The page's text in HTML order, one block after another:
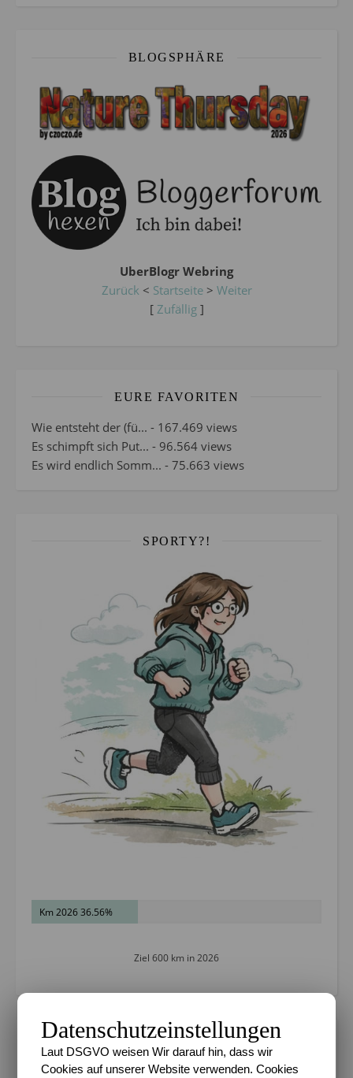
BLOGSPHÄRE
UberBlogr Webring
Zurück < Startseite> Weiter
[ Zufällig]
EURE FAVORITEN
Wie entsteht der (fü... - 167.469 views
Es schimpft sich Put... - 96.564 views
Es wird endlich Somm... - 75.663 views
SPORTY?!
Km 2026 36.56%
Ziel 600 km in 2026
METADATEN
Datenschutzeinstellungen
Laut DSGVO weisen Wir darauf hin, dass wir
Cookies auf unserer Website verwenden. Cookies